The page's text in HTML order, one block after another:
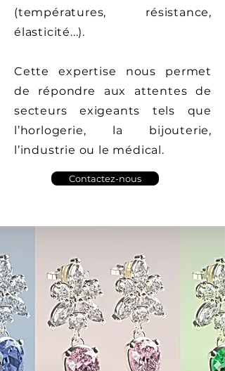
(températures, résistance,
élasticité...).
Cette expertise nous permet
de répondre aux attentes de
secteurs exigeants tels que
l’horlogerie, la bijouterie,
l’industrie ou le médical.
Contactez-nous